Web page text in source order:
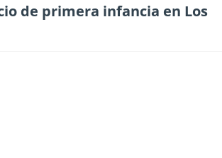
de primera infancia en Los